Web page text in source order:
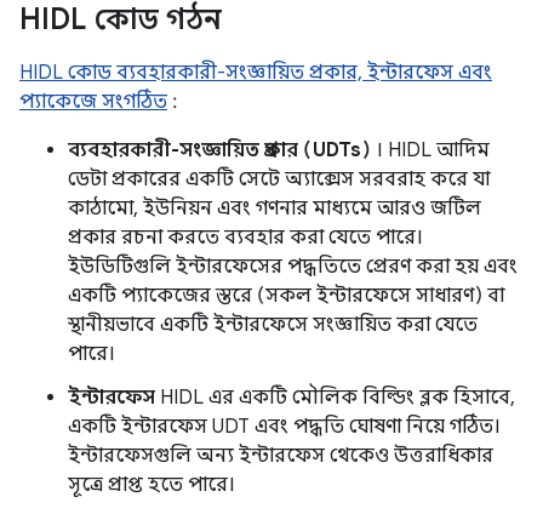
HIDL কোড গঠন
HIDL কোড ব্যবহারকারী-সংজ্ঞায়িত প্রকার, ইন্টারফেস এবং
প্যাকেজে সংগঠিত :
ব্যবহারকারী-সংজ্ঞায়িত প্রকার (UDTs) । HIDL আদিম
ডেটা প্রকারের একটি সেটে অ্যাক্সেস সরবরাহ করে যা
কাঠামো, ইউনিয়ন এবং গণনার মাধ্যমে আরও জটিল
প্রকার রচনা করতে ব্যবহার করা যেতে পারে।
ইউডিটিগুলি ইন্টারফেসের পদ্ধতিতে প্রেরণ করা হয় এবং
একটি প্যাকেজের স্তরে (সকল ইন্টারফেসে সাধারণ) বা
স্থানীয়ভাবে একটি ইন্টারফেসে সংজ্ঞায়িত করা যেতে
পারে।
ইন্টারফেস HIDL এর একটি মৌলিক বিল্ডিং ব্লক হিসাবে,
একটি ইন্টারফেস UDT এবং পদ্ধতি ঘোষণা নিয়ে গঠিত।
ইন্টারফেসগুলি অন্য ইন্টারফেস থেকেও উত্তরাধিকার
সূত্রে প্রাপ্ত হতে পারে।